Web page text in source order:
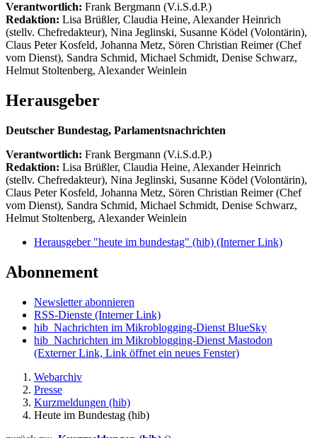
Verantwortlich: Frank Bergmann (V.i.S.d.P.)
Redaktion: Lisa Brüßler, Claudia Heine, Alexander Heinrich
(stellv. Chefredakteur), Nina Jeglinski, Susanne Ködel (Volontärin),
Claus Peter Kosfeld, Johanna Metz, Sören Christian Reimer (Chef
vom Dienst), Sandra Schmid, Michael Schmidt, Denise Schwarz,
Helmut Stoltenberg, Alexander Weinlein
Herausgeber
Deutscher Bundestag, Parlamentsnachrichten
Verantwortlich: Frank Bergmann (V.i.S.d.P.)
Redaktion: Lisa Brüßler, Claudia Heine, Alexander Heinrich
(stellv. Chefredakteur), Nina Jeglinski, Susanne Ködel (Volontärin),
Claus Peter Kosfeld, Johanna Metz, Sören Christian Reimer (Chef
vom Dienst), Sandra Schmid, Michael Schmidt, Denise Schwarz,
Helmut Stoltenberg, Alexander Weinlein
Herausgeber "heute im bundestag" (hib) (Interner Link)
Abonnement
Newsletter abonnieren
RSS-Dienste (Interner Link)
hib_Nachrichten im Mikroblogging-Dienst BlueSky
hib_Nachrichten im Mikroblogging-Dienst Mastodon
(Externer Link, Link öffnet ein neues Fenster)
Webarchiv
Presse
Kurzmeldungen (hib)
Heute im Bundestag (hib)